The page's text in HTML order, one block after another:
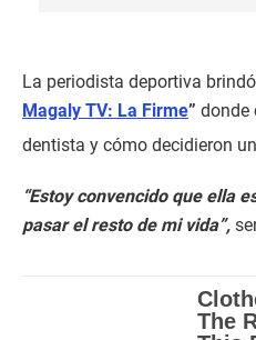
La periodista deportiva
Magaly TV: La Firme” donde
dentista y cómo decidieron
“Estoy convencido que ella
pasar el resto de mi vida”,